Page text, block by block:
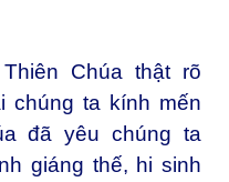
Chúa thật rõ
chúng ta kính mến
đã yêu chúng ta
giáng thế, hi sinh